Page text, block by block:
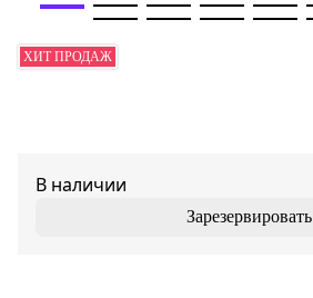
ХИТ ПРОДАЖ
В наличии
Зарезервировать